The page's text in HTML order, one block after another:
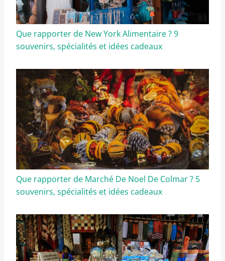
Que rapporter de New York Alimentaire ? 9
souvenirs, spécialités et idées cadeaux
Que rapporter de Marché De Noel De Colmar ? 5
souvenirs, spécialités et idées cadeaux